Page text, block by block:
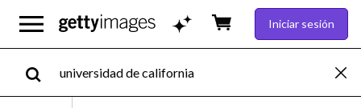
Iniciar sesión